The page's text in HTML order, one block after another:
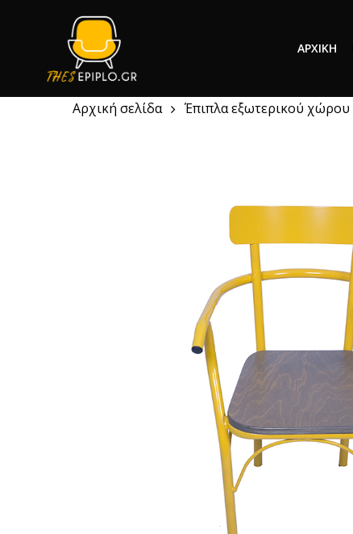
Hit enter to search or ESC to close
ΑΡΧΙΚΉ
Αρχική σελίδα Έπιπλα εξωτερικού χώρου